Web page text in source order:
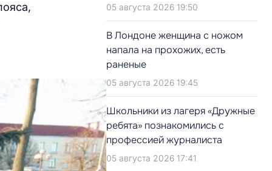
05 августа 2026 19:50
В Лондоне женщина с ножом
напала на прохожих, есть
раненые
05 августа 2026 19:45
Школьники из лагеря «Дружные
ребята» познакомились с
профессией журналиста
05 августа 2026 17:41